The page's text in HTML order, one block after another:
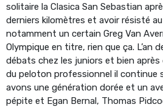
solitaire la Clasica San Sebastian
derniers kilomètres et avoir résisté
notamment un certain Greg Van
Olympique en titre, rien que ça. L’an
débats chez les juniors et bien après
du peloton professionnel il continue
avons une génération dorée et un
pépite et Egan Bernal, Thomas